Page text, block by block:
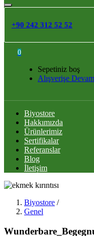
+90 242 312 52 52
0
Sepetiniz boş
Alışverişe
Biyostore
Hakkımızda
Ürünlerimiz
Sertifikalar
Referanslar
Blog
İletişim
Biyostore /
Genel